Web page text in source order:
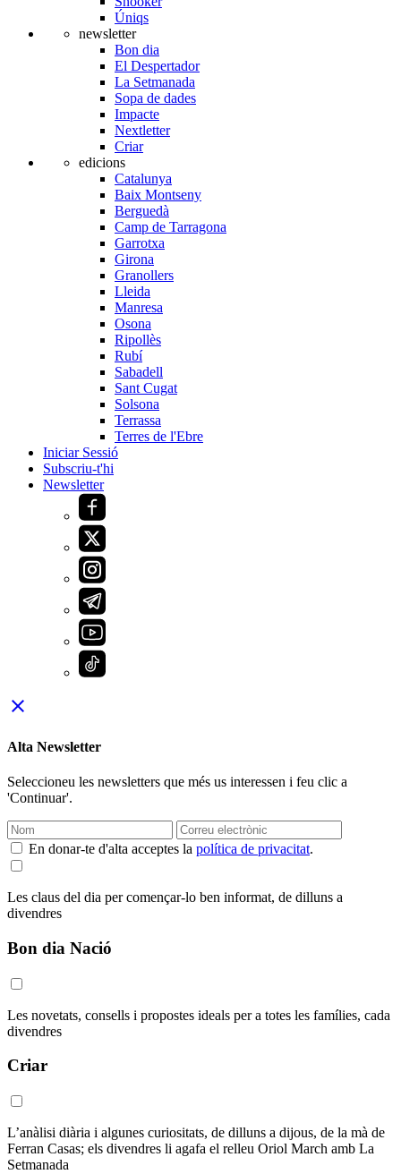
Úniqs
newsletter
Bon dia
El Despertador
La Setmanada
Sopa de dades
Impacte
Nextletter
Criar
edicions
Catalunya
Baix Montseny
Berguedà
Camp de Tarragona
Garrotxa
Girona
Granollers
Lleida
Manresa
Osona
Ripollès
Rubí
Sabadell
Sant Cugat
Solsona
Terrassa
Terres de l'Ebre
Iniciar Sessió
Subscriu-t'hi
Newsletter
close
Alta Newsletter
Seleccioneu les newsletters que més us interessen i feu clic a
'Continuar'.
En donar-te d'alta acceptes la política de privacitat.
Les claus del dia per començar-lo ben informat, de dilluns a
divendres
Bon dia Nació
Les novetats, consells i propostes ideals per a totes les famílies, cada
divendres
Criar
L’anàlisi diària i algunes curiositats, de dilluns a dijous, de la mà de
Ferran Casas; els divendres li agafa el relleu Oriol March amb La
Setmanada